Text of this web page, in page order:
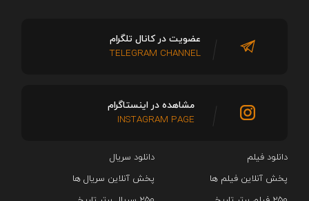
دانلود فیلم
دانلود سریال‌
پخش آنلاین فیلم ها
پخش آنلاین سریال ها
عضویت در کانال تلگرام
TELEGRAM CHANNEL
مشاهده در اینستاگرام
INSTAGRAM PAGE